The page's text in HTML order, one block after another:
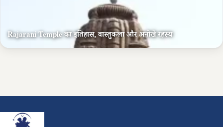
Rajarani Temple का इतिहास, वास्तुकला और अनोखे रहस्य